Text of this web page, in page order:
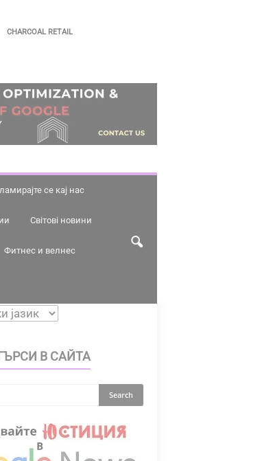
CHARCOAL RETAIL
се кај нас
Світові новини
Фитнес и велнес
В САЙТА